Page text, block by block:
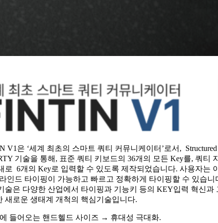
V1은 ‘세계 최초의 스마트 쿼티 커뮤니케이터’로서,
기술을 통해, 표준 쿼티 키보드의 36개의 모든 Key를, 쿼티
로 6개의 Key로 입력할 수 있도록 제작되었습니다. 사용자는
인드 타이핑이 가능하고 빠르고 정확하게 타이핑할 수 있습니
술은 다양한 산업에서 타이핑과 기능키 등의 KEY입력 혁신과
새로운 생태계 개척의 핵심기술입니다.
들어오는 핸드헬드 사이즈 → 휴대성 극대화.